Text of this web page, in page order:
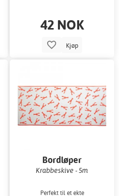
42 NOK
Kjøp
Bordløper
Krabbeskive - 5m
Perfekt til et ekte